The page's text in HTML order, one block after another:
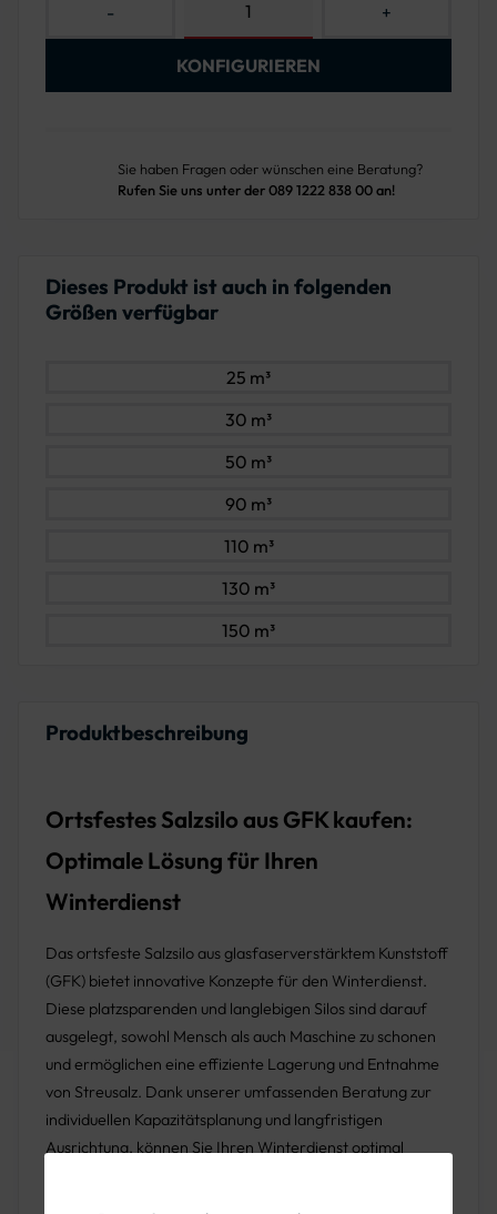
- +
KONFIGURIEREN
Sie haben Fragen oder wünschen eine Beratung?
Rufen Sie uns unter der 089 1222 838 00 an!
Dieses Produkt ist auch in folgenden
Größen verfügbar
25 m³
30 m³
50 m³
90 m³
110 m³
130 m³
150 m³
Produktbeschreibung
Ortsfestes Salzsilo aus GFK kaufen:
Optimale Lösung für Ihren
Winterdienst
Das ortsfeste Salzsilo aus glasfaserverstärktem Kunststoff
(GFK) bietet innovative Konzepte für den Winterdienst.
Diese platzsparenden und langlebigen Silos sind darauf
ausgelegt, sowohl Mensch als auch Maschine zu schonen
und ermöglichen eine effiziente Lagerung und Entnahme
von Streusalz. Dank unserer umfassenden Beratung zur
individuellen Kapazitätsplanung und langfristigen
Ausrichtung, können Sie Ihren Winterdienst optimal